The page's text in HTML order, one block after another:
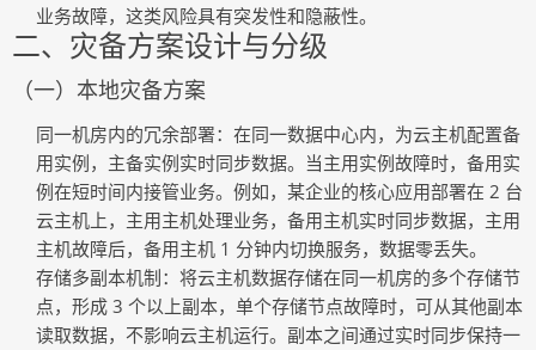
业务故障，这类风险具有突发性和隐蔽性。
二、灾备方案设计与分级
（一）本地灾备方案
同一机房内的冗余部署：在同一数据中心内，为云主机配置备
用实例，主备实例实时同步数据。当主用实例故障时，备用实
例在短时间内接管业务。例如，某企业的核心应用部署在 2 台
云主机上，主用主机处理业务，备用主机实时同步数据，主用
主机故障后，备用主机 1 分钟内切换服务，数据零丢失。
存储多副本机制：将云主机数据存储在同一机房的多个存储节
点，形成 3 个以上副本，单个存储节点故障时，可从其他副本
读取数据，不影响云主机运行。副本之间通过实时同步保持一